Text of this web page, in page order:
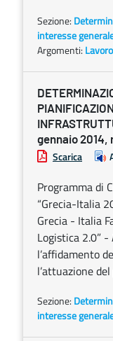
Sezione:
interesse
Argomenti:
gennaio 2014,
Scarica
Programma di
“Grecia-Italia
Grecia - Italia
Logistica 2.0”
l’affidamento
l’attuazione
Sezione:
interesse